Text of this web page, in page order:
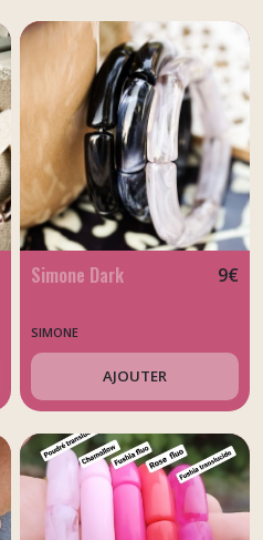
Simone Dark 9€
SIMONE
AJOUTER